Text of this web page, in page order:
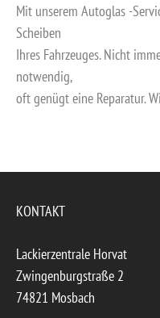
Mit unserem Autoglas -
Scheiben
Ihres Fahrzeuges. Nicht
notwendig,
oft genügt eine Reparatur.
KONTAKT
Lackierzentrale Horvat
Zwingenburgstraße 2
74821 Mosbach